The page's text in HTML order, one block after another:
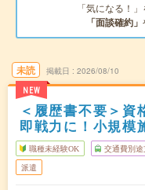
「気になる！
「面談確約」
未読
NEW
掲載日 2026/08/10
＜履歴書不要＞資
即戦力に！小規模
職種未経験OK 交通費別途
派遣